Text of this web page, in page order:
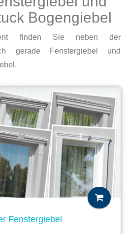
Bogengiebel
finden Sie neben der
gerade Fenstergiebel und
Fenstergiebel